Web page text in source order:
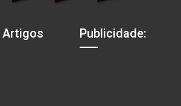
Artigos Publicidade: